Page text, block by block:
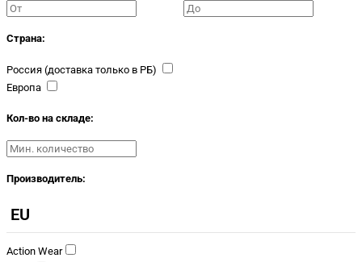
Страна:
Россия (доставка только в РБ)
Европа
Кол-во на складе:
Производитель:
EU
Action Wear